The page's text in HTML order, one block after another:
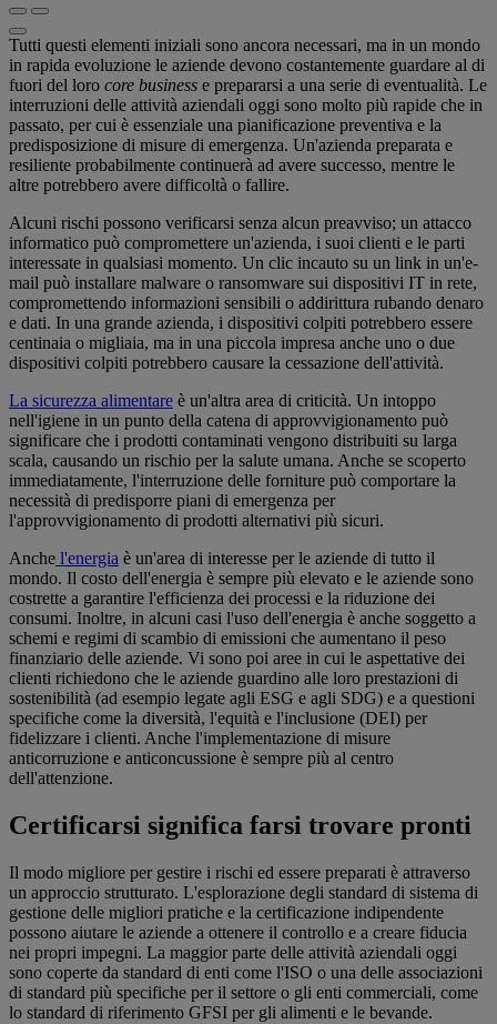
Tutti questi elementi iniziali sono ancora necessari, ma in un mondo
in rapida evoluzione le aziende devono costantemente guardare al di
fuori del loro core business e prepararsi a una serie di eventualità. Le
interruzioni delle attività aziendali oggi sono molto più rapide che in
passato, per cui è essenziale una pianificazione preventiva e la
predisposizione di misure di emergenza. Un'azienda preparata e
resiliente probabilmente continuerà ad avere successo, mentre le
altre potrebbero avere difficoltà o fallire.
Alcuni rischi possono verificarsi senza alcun preavviso; un attacco
informatico può compromettere un'azienda, i suoi clienti e le parti
interessate in qualsiasi momento. Un clic incauto su un link in un'e-
mail può installare malware o ransomware sui dispositivi IT in rete,
compromettendo informazioni sensibili o addirittura rubando denaro
e dati. In una grande azienda, i dispositivi colpiti potrebbero essere
centinaia o migliaia, ma in una piccola impresa anche uno o due
dispositivi colpiti potrebbero causare la cessazione dell'attività.
La sicurezza alimentare è un'altra area di criticità. Un intoppo
nell'igiene in un punto della catena di approvvigionamento può
significare che i prodotti contaminati vengono distribuiti su larga
scala, causando un rischio per la salute umana. Anche se scoperto
immediatamente, l'interruzione delle forniture può comportare la
necessità di predisporre piani di emergenza per
l'approvvigionamento di prodotti alternativi più sicuri.
Anche l'energia è un'area di interesse per le aziende di tutto il
mondo. Il costo dell'energia è sempre più elevato e le aziende sono
costrette a garantire l'efficienza dei processi e la riduzione dei
consumi. Inoltre, in alcuni casi l'uso dell'energia è anche soggetto a
schemi e regimi di scambio di emissioni che aumentano il peso
finanziario delle aziende. Vi sono poi aree in cui le aspettative dei
clienti richiedono che le aziende guardino alle loro prestazioni di
sostenibilità (ad esempio legate agli ESG e agli SDG) e a questioni
specifiche come la diversità, l'equità e l'inclusione (DEI) per
fidelizzare i clienti. Anche l'implementazione di misure
anticorruzione e anticoncussione è sempre più al centro
dell'attenzione.
Certificarsi significa farsi trovare pronti
Il modo migliore per gestire i rischi ed essere preparati è attraverso
un approccio strutturato. L'esplorazione degli standard di sistema di
gestione delle migliori pratiche e la certificazione indipendente
possono aiutare le aziende a ottenere il controllo e a creare fiducia
nei propri impegni. La maggior parte delle attività aziendali oggi
sono coperte da standard di enti come l'ISO o una delle associazioni
di standard più specifiche per il settore o gli enti commerciali, come
lo standard di riferimento GFSI per gli alimenti e le bevande.